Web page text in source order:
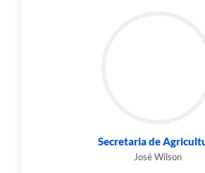
Secretaria de
José Wilson